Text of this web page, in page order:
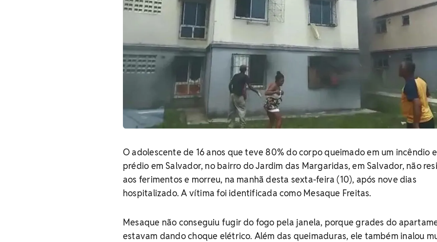
O adolescente de 16 anos que teve 80% do corpo queimado em um incêndio
prédio em Salvador, no bairro do Jardim das Margaridas, em Salvador, não
aos ferimentos e morreu, na manhã desta sexta-feira (10), após nove dias
hospitalizado. A vítima foi identificada como Mesaque Freitas.
Mesaque não conseguiu fugir do fogo pela janela, porque grades do
estavam dando choque elétrico. Além das queimaduras, ele também inalou